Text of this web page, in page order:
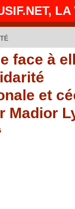
LA
face à
et
Madior